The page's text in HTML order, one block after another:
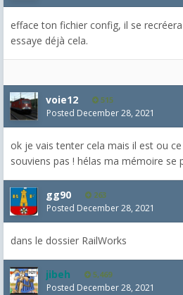
efface ton fichier config, il se
essaye déjà cela.
voie12 515
Posted December 28, 2021
ok je vais tenter cela mais il est ou
souviens pas ! hélas ma mémoire se
gg90 263
Posted December 28, 2021
dans le dossier RailWorks
jibeh 5,469
Posted December 28, 2021